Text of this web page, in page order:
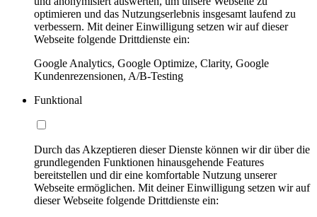
optimieren und das Nutzungserlebnis insgesamt laufend zu
verbessern. Mit deiner Einwilligung setzen wir auf dieser
Webseite folgende Drittdienste ein:
Google Analytics, Google Optimize, Clarity, Google
Kundenrezensionen, A/B-Testing
Funktional
Durch das Akzeptieren dieser Dienste können wir dir über die
grundlegenden Funktionen hinausgehende Features
bereitstellen und dir eine komfortable Nutzung unserer
Webseite ermöglichen. Mit deiner Einwilligung setzen wir auf
dieser Webseite folgende Drittdienste ein: